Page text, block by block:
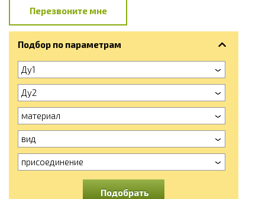
Перезвоните мне
Подбор по параметрам
Ду1
Ду2
материал
вид
присоединение
Подобрать